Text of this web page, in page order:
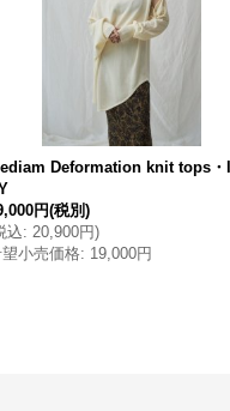
Deformation knit tops・
円(税別)
込: 20,900円)
小売価格: 19,000円